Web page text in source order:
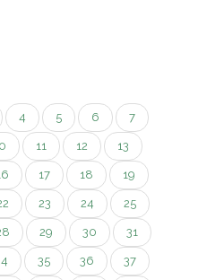
4 5 6 7
11 12 13
17 18 19
23 24 25
29 30 31
35 36 37